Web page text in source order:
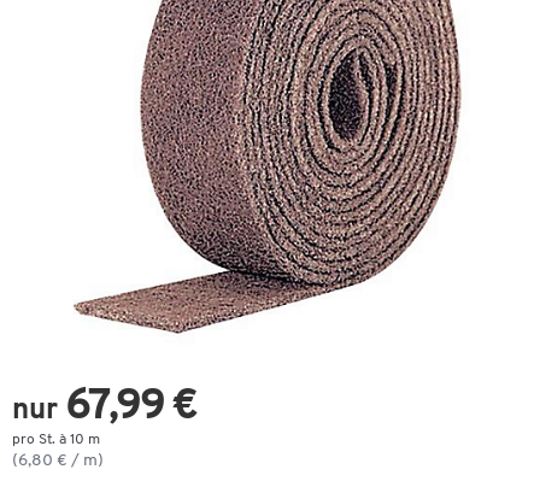
nur 67,99 €
pro St. à 10 m
(6,80 € / m)